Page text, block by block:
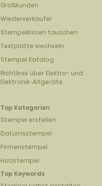
Großkunden
Wiederverkäufer
Stempelkissen tauschen
Textplatte wechseln
Stempel Katalog
Richtlinie über Elektro- und
Elektronik-Altgeräte
Top Kategorien
Stempel erstellen
Datumsstempel
Firmenstempel
Holzstempel
Top Keywords